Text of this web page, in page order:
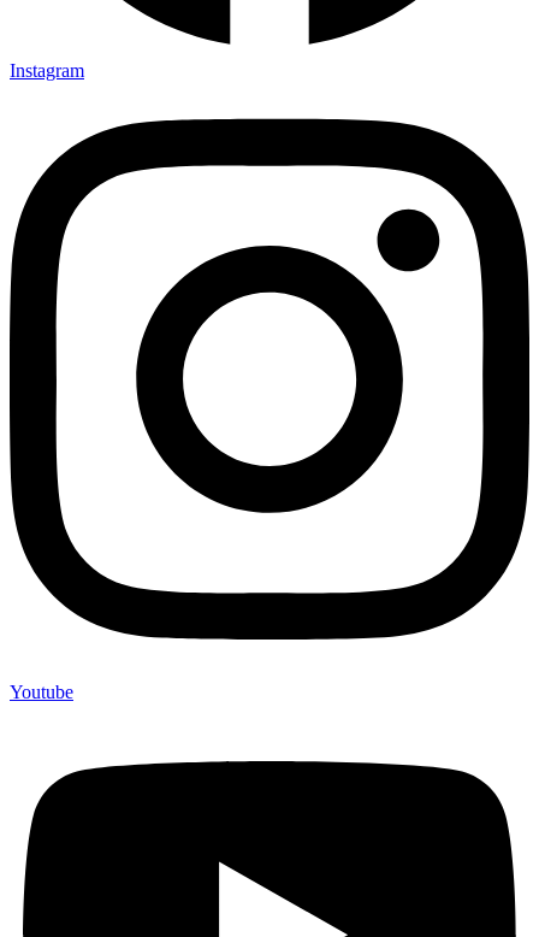
Instagram
Youtube